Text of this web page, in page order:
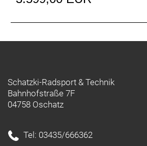
Sattelstütze: Syncros 3.0 / 31.6mm
Ständer: Ursus
Batterie: PowerTube 625Wh
Batteriekapazität: 625 Wh
Ladegerät: 2A Charger
Zulässiges Gesamtgewicht: 128 kg
Schatzki-Radsport & Technik
Bahnhofstraße 7F
04758 Oschatz
Tel: 03435/666362